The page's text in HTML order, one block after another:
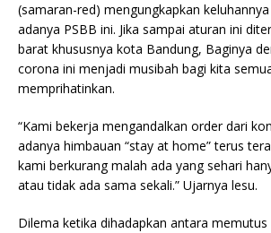
(samaran-red) mengungkapkan
adanya PSBB ini. Jika sampai aturan ini
barat khususnya kota Bandung, Baginya
corona ini menjadi musibah bagi kita
memprihatinkan.
“Kami bekerja mengandalkan order dari
adanya himbauan “stay at home” terus
kami berkurang malah ada yang sehari
atau tidak ada sama sekali.” Ujarnya lesu.
Dilema ketika dihadapkan antara